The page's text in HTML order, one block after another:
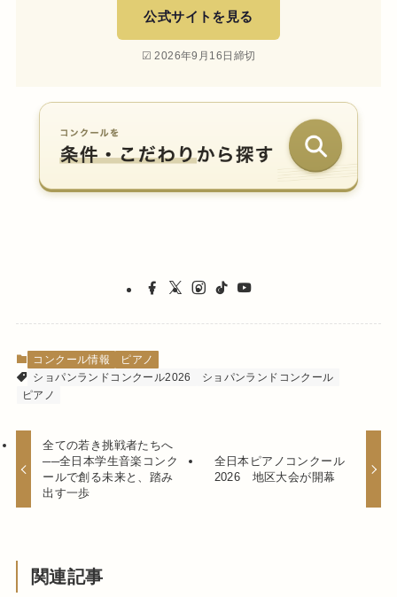
公式サイトを見る
☑ 2026年9月16日締切
コンクール情報
ピアノ
ショパンランドコンクール2026
ショパンランドコンクール
ピアノ
全ての若き挑戦者たちへ
──全日本学生音楽コンク
ールで創る未来と、踏み
出す一歩
全日本ピアノコンクール
2026 地区大会が開幕
関連記事